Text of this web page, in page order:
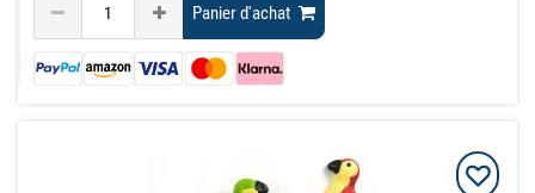
Panier d'achat